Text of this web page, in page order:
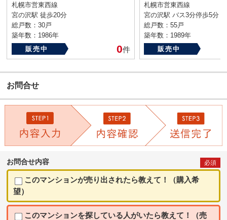
札幌市営東西線
宮の沢駅 徒歩20分
総戸数：30戸
築年数：1986年
販売中
0件
札幌市営東西線
宮の沢駅 バス3分停歩5分
総戸数：55戸
築年数：1989年
販売中
お問合せ
お問合せ内容 必須
このマンションが売り出されたら教えて！（購入希
望）
このマンションを探している人がいたら教えて！（売